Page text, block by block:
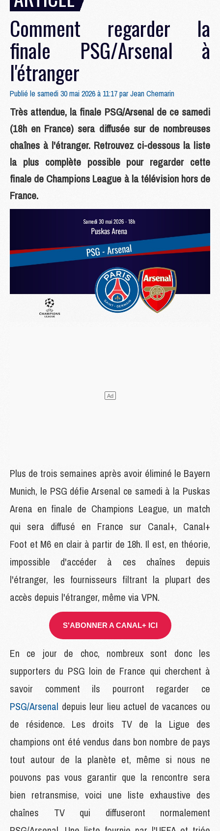
Comment regarder la
finale PSG/Arsenal à
l'étranger
Publié le samedi 30 mai 2026 à 11:17 parJean Chemarin
Très attendue, la finale PSG/Arsenal de ce samedi
(18h en France) sera diffusée sur de nombreuses
chaînes à l'étranger. Retrouvez ci-dessous la liste
la plus complète possible pour regarder cette
finale de Champions League à la télévision hors de
France.
Plus de trois semaines après avoir éliminé le Bayern
Munich, le PSG défie Arsenal ce samedi à la Puskas
Arena en finale de Champions League, un match
qui sera diffusé en France sur Canal+, Canal+
Foot et M6 en clair à partir de 18h. Il est, en théorie,
impossible d'accéder à ces chaînes depuis
l'étranger, les fournisseurs filtrant la plupart des
accès depuis l'étranger, même via VPN.
S'ABONNER A CANAL+ ICI
En ce jour de choc, nombreux sont donc les
supporters du PSG loin de France qui cherchent à
savoir comment ils pourront regarder ce
PSG/Arsenal depuis leur lieu actuel de vacances ou
de résidence. Les droits TV de la Ligue des
champions ont été vendus dans bon nombre de pays
tout autour de la planète et, même si nous ne
pouvons pas vous garantir que la rencontre sera
bien retransmise, voici une liste exhaustive des
chaînes TV qui diffuseront normalement